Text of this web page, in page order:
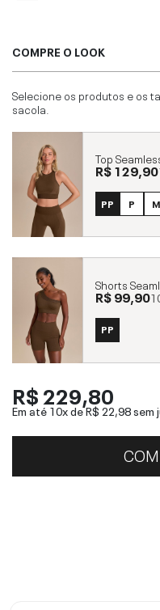
COMPRE O LOOK
Selecione os produtos e os
sacola.
Top
R$ 129,90
PP P M
Shorts
R$ 99,90
PP
R$ 229,80
Em até 10x deR$ 22,98sem